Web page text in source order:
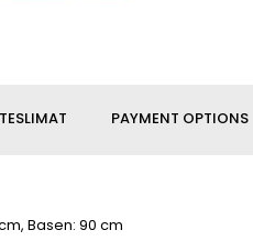
PAYMENT OPTIONS
Basen: 90 cm